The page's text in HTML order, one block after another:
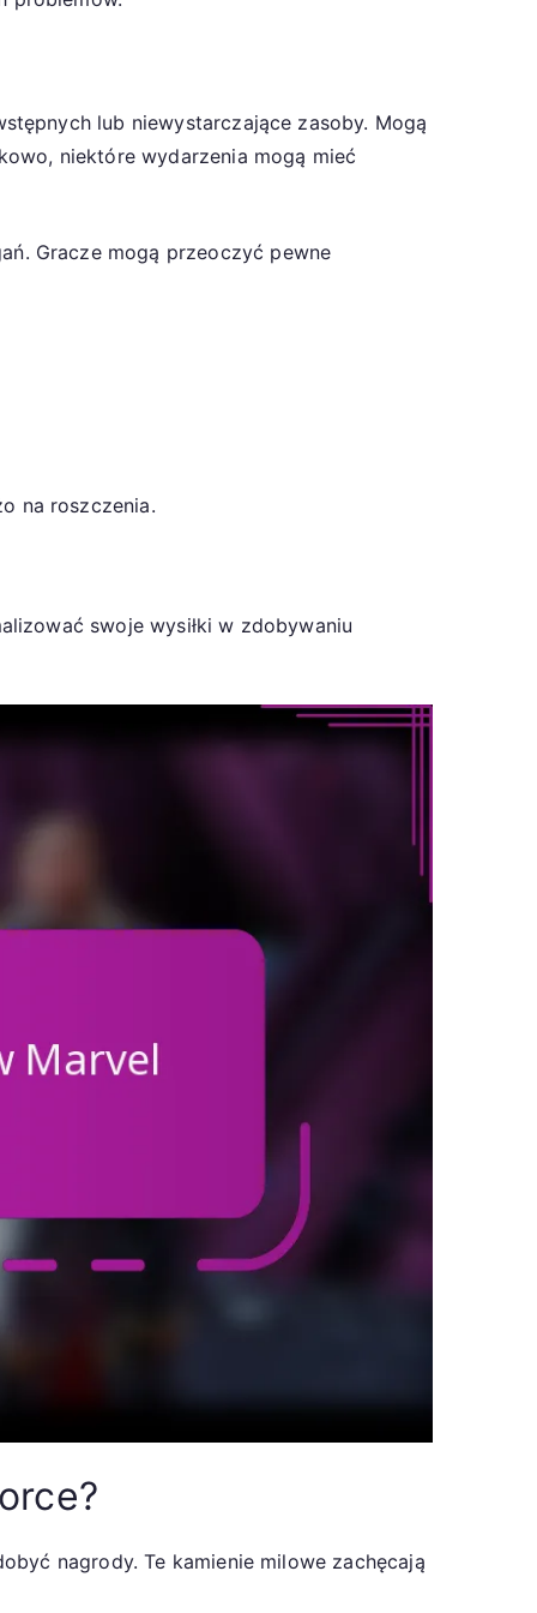
lub niewystarczające zasoby. Mogą
niektóre wydarzenia mogą mieć
Gracze mogą przeoczyć pewne
na roszczenia.
swoje wysiłki w zdobywaniu
nagrody. Te kamienie milowe zachęcają